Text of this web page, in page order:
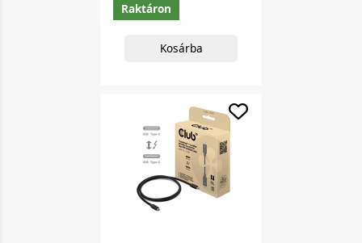
Raktáron
Kosárba